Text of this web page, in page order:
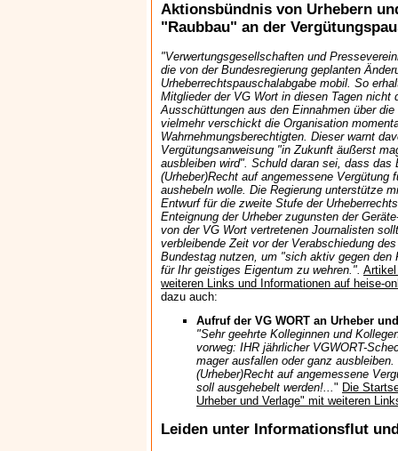
Aktionsbündnis von Urhebern
"Raubbau" an der
"Verwertungsgesellschaften und
die von der Bundesregierung geplanten
Urheberrechtspauschalabgabe mobil. So
Mitglieder der VG Wort in diesen Tagen nicht
Ausschüttungen aus den Einnahmen über
vielmehr verschickt die Organisation
Wahrnehmungsberechtigten. Dieser warnt
Vergütungsanweisung "in Zukunft äußerst
ausbleiben wird". Schuld daran sei, dass das
(Urheber)Recht auf angemessene Vergütung
aushebeln wolle. Die Regierung unterstütze
Entwurf für die zweite Stufe der
Enteignung der Urheber zugunsten der
von der VG Wort vertretenen Journalisten
verbleibende Zeit vor der Verabschiedung
Bundestag nutzen, um "sich aktiv gegen den
für Ihr geistiges Eigentum zu wehren.".
weiteren Links und Informationen auf heise-
dazu auch:
Aufruf der VG WORT an Urheber
"Sehr geehrte Kolleginnen und
vorweg: IHR jährlicher VGWORT-
mager ausfallen oder ganz
(Urheber)Recht auf angemessene
soll ausgehebelt werden!..." Die
Urheber und Verlage" mit weiteren
Leiden unter Informationsflut